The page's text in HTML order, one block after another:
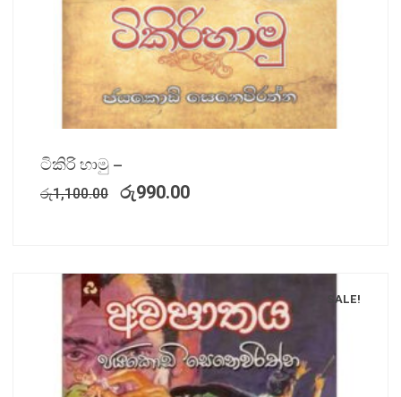
ටිකිරි හාමු –
රු1,100.00 රු990.00
SALE!